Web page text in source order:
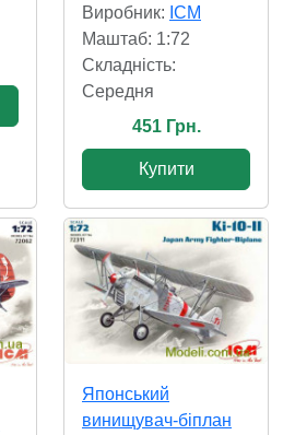
Виробник: ICM
Маштаб: 1:72
Складність:
Cередня
451 Грн.
Купити
Японський
винищувач-біплан